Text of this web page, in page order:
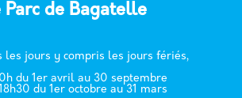
Charle Allé - 13008
GUADELOUPE
Parc de Bagatelle
les jours y compris les jours fériés,
du 1er avril au 30 septembre
du 1er octobre au 31 mars